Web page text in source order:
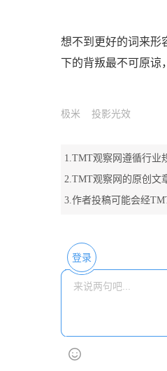
想不到更好的词来形
下的背叛最不可原谅
极米 投影光效
1.TMT观察网遵循行业
2.TMT观察网的原创文
3.作者投稿可能会经
登录